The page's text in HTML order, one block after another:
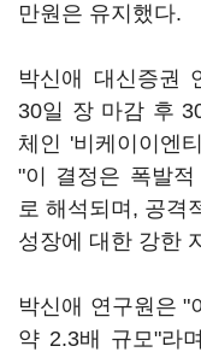
만원은 유지했다.
박신애 대신증권
30일 장 마감 후
체인 '비케이이엔
"이 결정은 폭발
로 해석되며, 공격
성장에 대한 강한
박신애 연구원은 "
약 2.3배 규모"라